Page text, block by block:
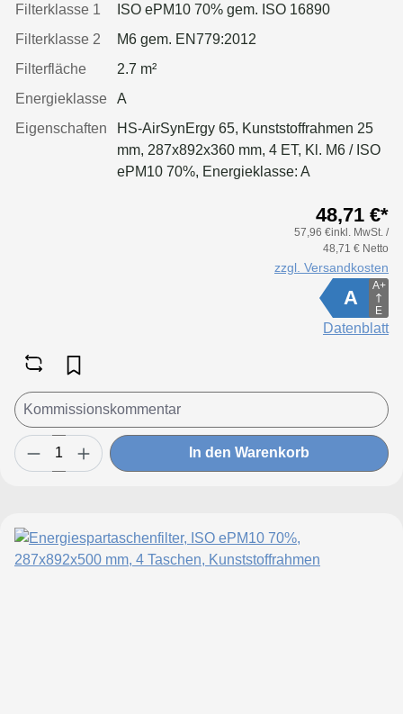
Filterklasse 1
ISO ePM10 70% gem. ISO 16890
Filterklasse 2
M6 gem. EN779:2012
Filterfläche
2.7 m²
Energieklasse
A
Eigenschaften
HS-AirSynErgy 65, Kunststoffrahmen 25
mm, 287x892x360 mm, 4 ET, Kl. M6 / ISO
ePM10 70%, Energieklasse: A
48,71 €*
57,96 €inkl. MwSt. /
48,71 € Netto
zzgl. Versandkosten
A
A+
E
Datenblatt
In den Warenkorb